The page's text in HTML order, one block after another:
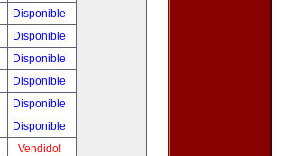
Disponible
Disponible
Disponible
Disponible
Disponible
Disponible
Vendido!